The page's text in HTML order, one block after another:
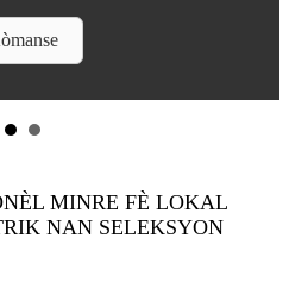
MINRE FÈ LOKAL
NAN SELEKSYON